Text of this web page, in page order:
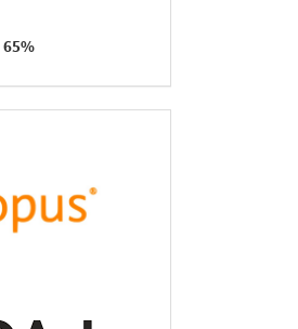
65%